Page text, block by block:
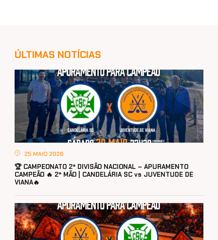
ÚLTIMAS NOTÍCIAS
25 MAIO 2026
🏆 CAMPEONATO 2ª DIVISÃO NACIONAL – APURAMENTO
CAMPEÃO 🔥 2ª MÃO | CANDELÁRIA SC vs JUVENTUDE DE
VIANA🔥